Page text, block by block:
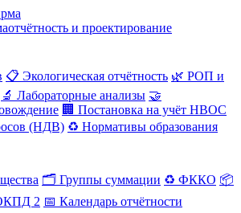
отчётность и проектирование
📋 Экологическая отчётность 🌿 РОП и
🔬 Лабораторные анализы 🤝
🏢 Постановка на учёт НВОС
(НДВ) ♻️ Нормативы образования
🗂️ Группы суммации ♻️ ФККО 📦
2 📅 Календарь отчётности